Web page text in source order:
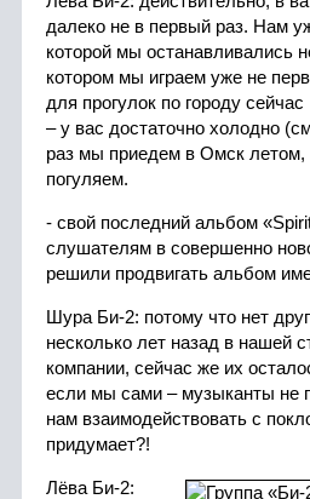
далеко не в первый раз. Нам
которой мы останавливались
котором мы играем уже не
для прогулок по городу
– у вас достаточно холодно
раз мы приедем в Омск летом,
погуляем.
- свой последний альбом «
слушателям в совершенно
решили продвигать альбом
Шура Би-2: потому что нет
несколько лет назад в нашей
компании, сейчас же их
если мы сами – музыканты не
нам взаимодействовать с
придумает?!
Лёва Би-2: